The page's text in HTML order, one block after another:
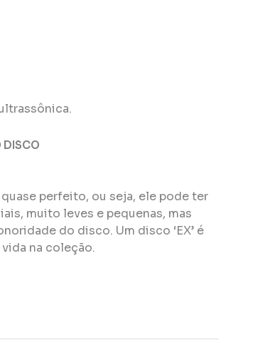
DISCO
perfeito, ou seja, ele pode ter
muito leves e pequenas, mas
do disco. Um disco ‘EX’ é
na coleção.